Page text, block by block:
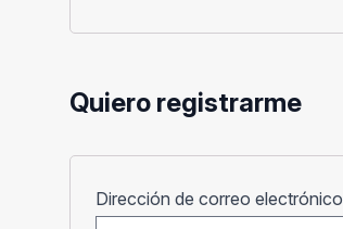
Quiero registrarme
Dirección de correo electrónico